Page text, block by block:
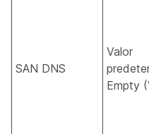
SAN DNS
Valor
Empty